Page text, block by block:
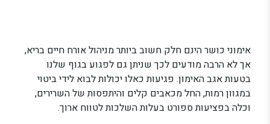
אימוני כושר הינם חלק חשוב ביותר מניהול אורח חיים בריא,
אך לא הרבה מודעים לכך שניתן גם לפגוע בגוף שלנו
בטעות אגב האימון. פגיעות כאלו יכולות לבוא לידי ביטוי
במגוון רמות, החל מכאבים קלים והיתפסות של השרירים,
וכלה בפציעות ספורט בעלות השלכות לטווח ארוך.